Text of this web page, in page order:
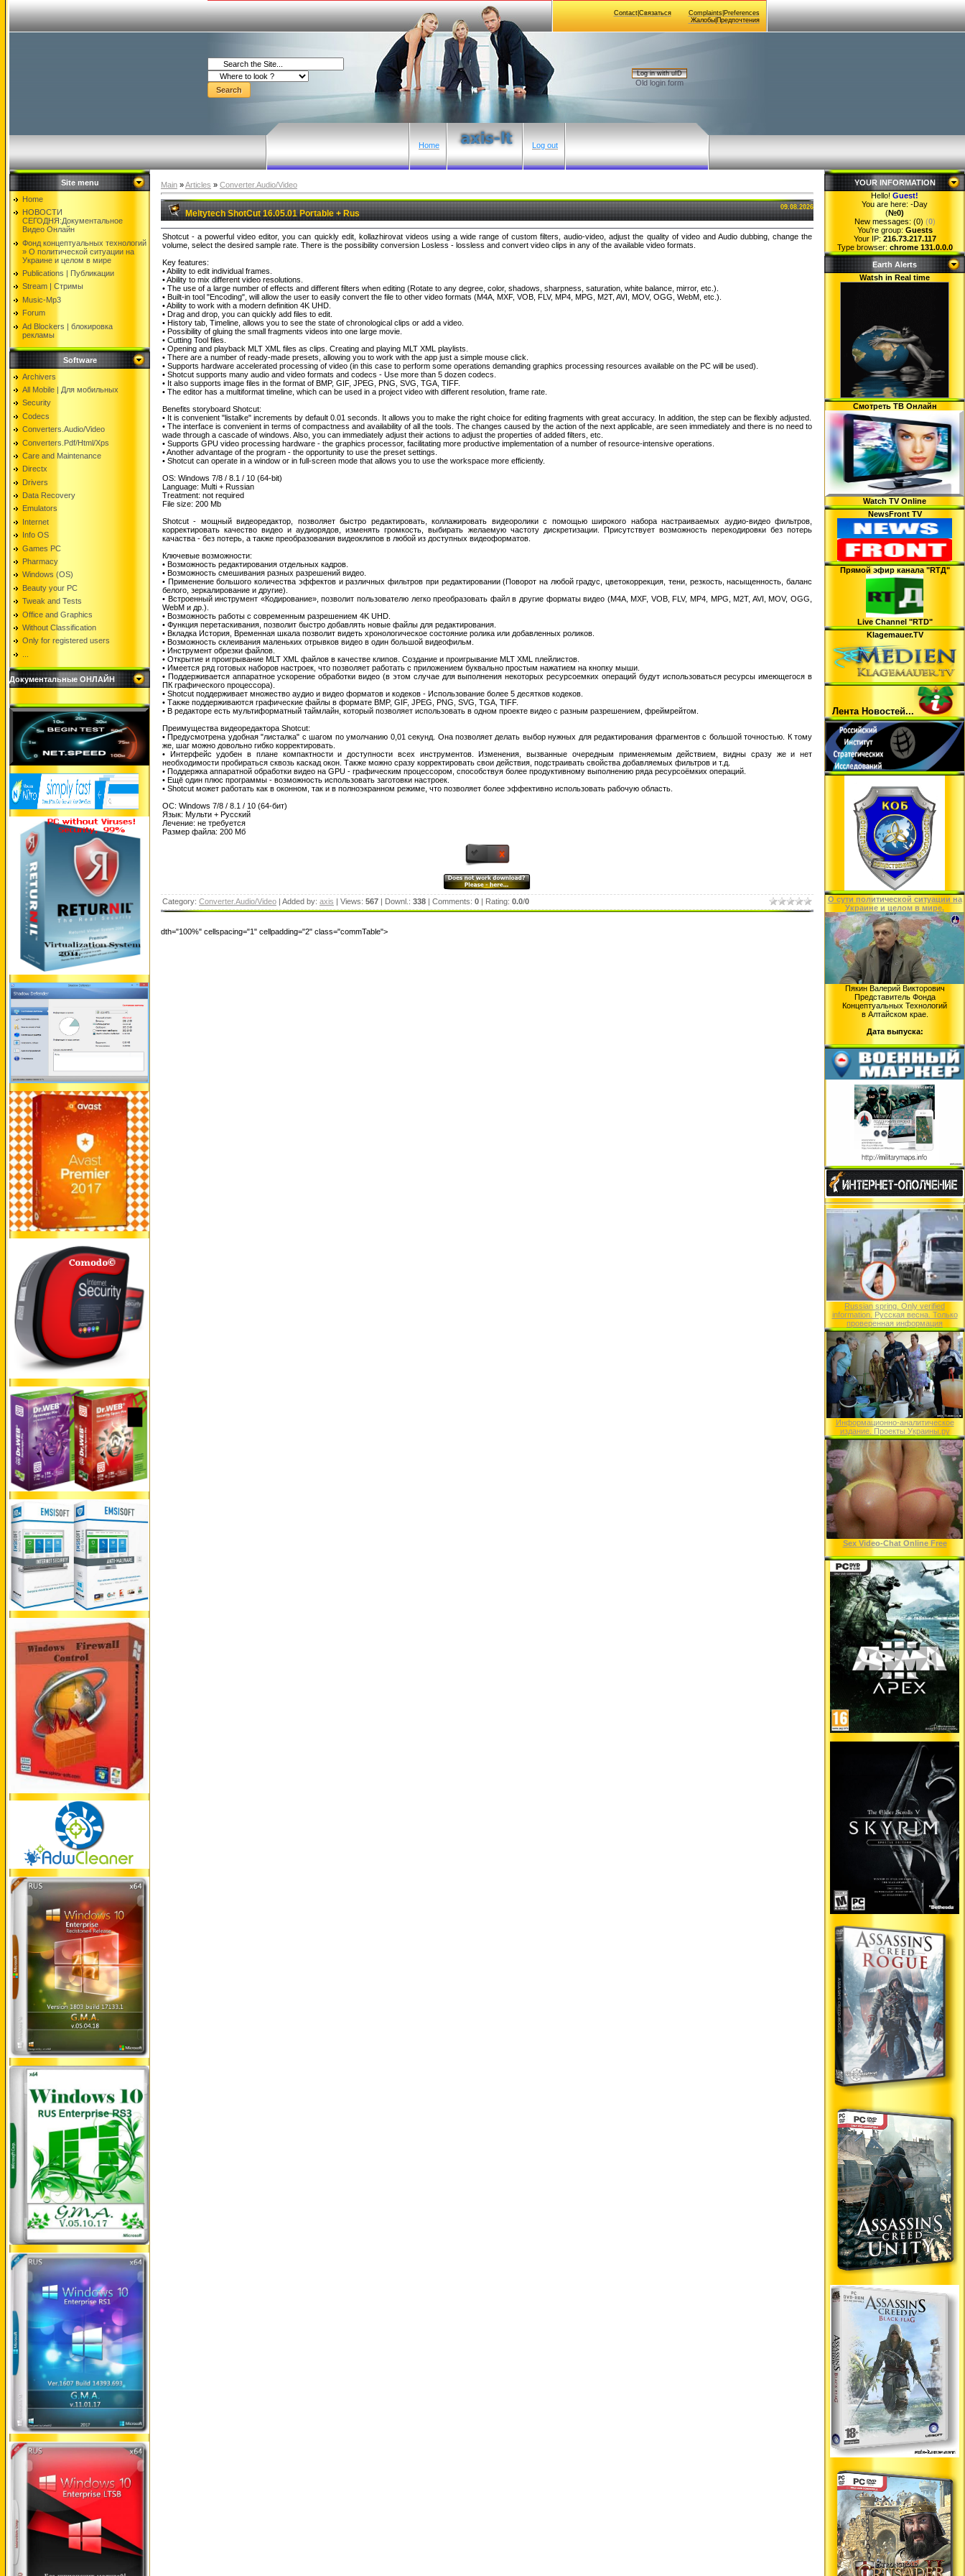
Contact|Связаться
Complaints|Preferences
Жалобы|Предпочтения
Log in with uID
Old login form
Home Log out
Site menu
Home
НОВОСТИ
СЕГОДНЯ:Документальнoе
Видео Oнлайн
Фонд концептуальных технологий
» O политической ситуации на
Украине и целом в мире
Publications | Публикации
Stream | Стримы
Music-Mp3
Forum
Ad Blockers | блокировкa
рекламы
Software
Archivers
All Mobile | Для мобильных
Security
Codecs
Converters.Audio/Video
Converters.Pdf/Html/Xps
Care and Maintenance
Directx
Drivers
Data Recovery
Emulators
Internet
Info OS
Games PC
Pharmacy
Windows (OS)
Beauty your PC
Tweak and Tests
Office and Graphics
Without Classification
Only for registered users
Документальные ОНЛАЙН
Main »Articles » Converter.Audio/Video
09.08.2026
Meltytech ShotCut 16.05.01 Portable + Rus
Shotcut - a powerful video editor, you can quickly edit, kollazhirovat videos using a wide range of custom filters, audio-video, adjust the quality of video and Audio dubbing, change the
volume, select the desired sample rate. There is the possibility conversion Losless - lossless and convert video clips in any of the available video formats.
Key features:
• Ability to edit individual frames.
• Ability to mix different video resolutions.
• The use of a large number of effects and different filters when editing (Rotate to any degree, color, shadows, sharpness, saturation, white balance, mirror, etc.).
• Built-in tool "Encoding", will allow the user to easily convert the file to other video formats (M4A, MXF, VOB, FLV, MP4, MPG, M2T, AVI, MOV, OGG, WebM, etc.).
• Ability to work with a modern definition 4K UHD.
• Drag and drop, you can quickly add files to edit.
• History tab, Timeline, allows you to see the state of chronological clips or add a video.
• Possibility of gluing the small fragments videos into one large movie.
• Cutting Tool files.
• Opening and playback MLT XML files as clips. Creating and playing MLT XML playlists.
• There are a number of ready-made presets, allowing you to work with the app just a simple mouse click.
• Supports hardware accelerated processing of video (in this case to perform some operations demanding graphics processing resources available on the PC will be used).
• Shotcut supports many audio and video formats and codecs - Use more than 5 dozen codecs.
• It also supports image files in the format of BMP, GIF, JPEG, PNG, SVG, TGA, TIFF.
• The editor has a multiformat timeline, which can be used in a project video with different resolution, frame rate.
Benefits storyboard Shotcut:
• It is convenient "listalke" increments by default 0.01 seconds. It allows you to make the right choice for editing fragments with great accuracy. In addition, the step can be flexibly adjusted.
• The interface is convenient in terms of compactness and availability of all the tools. The changes caused by the action of the next applicable, are seen immediately and there is no need to
wade through a cascade of windows. Also, you can immediately adjust their actions to adjust the properties of added filters, etc.
• Supports GPU video processing hardware - the graphics processor, facilitating more productive implementation of a number of resource-intensive operations.
• Another advantage of the program - the opportunity to use the preset settings.
• Shotcut can operate in a window or in full-screen mode that allows you to use the workspace more efficiently.
OS: Windows 7/8 / 8.1 / 10 (64-bit)
Language: Multi + Russian
Treatment: not required
File size: 200 Mb
Shotcut - мощный видеоредактор, позволяет быстро редактировать, коллажировать видеоролики с помощью широкого набора настраиваемых аудио-видео фильтров,
корректировать качество видео и аудиорядов, изменять громкость, выбирать желаемую частоту дискретизации. Присутствует возможность перекодировки без потерь
качаства - без потерь, а также преобразования видеоклипов в любой из доступных видеоформатов.
Ключевые возможности:
• Возможность редактирования отдельных кадров.
• Возможность смешивания разных разрешений видео.
• Применение большого количества эффектов и различных фильтров при редактировании (Поворот на любой градус, цветокоррекция, тени, резкость, насыщенность, баланс
белого, зеркалирование и другие).
• Встроенный инструмент «Кодирование», позволит пользователю легко преобразовать файл в другие форматы видео (M4A, MXF, VOB, FLV, MP4, MPG, M2T, AVI, MOV, OGG,
WebM и др.).
• Возможность работы с современным разрешением 4K UHD.
• Функция перетаскивания, позволит быстро добавлять новые файлы для редактирования.
• Вкладка История, Временная шкала позволит видеть хронологическое состояние ролика или добавленных роликов.
• Возможность склеивания маленьких отрывков видео в один большой видеофильм.
• Инструмент обрезки файлов.
• Открытие и проигрывание MLT XML файлов в качестве клипов. Создание и проигрывание MLT XML плейлистов.
• Имеется ряд готовых наборов настроек, что позволяет работать с приложением буквально простым нажатием на кнопку мыши.
• Поддерживается аппаратное ускорение обработки видео (в этом случае для выполнения некоторых ресурсоемких операций будут использоваться ресурсы имеющегося в
ПК графического процессора).
• Shotcut поддерживает множество аудио и видео форматов и кодеков - Использование более 5 десятков кодеков.
• Также поддерживаются графические файлы в формате BMP, GIF, JPEG, PNG, SVG, TGA, TIFF.
• В редакторе есть мультиформатный таймлайн, который позволяет использовать в одном проекте видео с разным разрешением, фреймрейтом.
Преимущества видеоредактора Shotcut:
• Предусмотрена удобная "листалка" с шагом по умолчанию 0,01 секунд. Она позволяет делать выбор нужных для редактирования фрагментов с большой точностью. К тому
же, шаг можно довольно гибко корректировать.
• Интерфейс удобен в плане компактности и доступности всех инструментов. Изменения, вызванные очередным применяемым действием, видны сразу же и нет
необходимости пробираться сквозь каскад окон. Также можно сразу корректировать свои действия, подстраивать свойства добавляемых фильтров и т.д.
• Поддержка аппаратной обработки видео на GPU - графическим процессором, способствуя более продуктивному выполнению ряда ресурсоёмких операций.
• Ещё один плюс программы - возможность использовать заготовки настроек.
• Shotcut может работать как в оконном, так и в полноэкранном режиме, что позволяет более эффективно использовать рабочую область.
ОС: Windows 7/8 / 8.1 / 10 (64-бит)
Язык: Мульти + Русский
Лечение: не требуется
Размер файла: 200 Мб
Category: Converter.Audio/Video | Added by: axis | Views: 567 | Downl.: 338 | Comments: 0 | Rating: 0.0/0
dth="100%" cellspacing="1" cellpadding="2" class="commTable">
YOUR INFORMATION
Hello! Guest!
You are here: -Day
(№0)
New messages: (0) (0)
You're group: Guests
Your IP: 216.73.217.117
Type browser: chrome 131.0.0.0
Earth Alerts
Watsh in Real time
Смотреть ТВ Онлайн
Watch TV Online
NewsFront TV
Прямой эфир канала "RTД"
Live Channel "RTD"
Klagemauer.TV
Лента Hовостей...
O сути политической ситуации на
Украине и целом в мире.
Пякин Валерий Викторович
Представитель Фонда
Концептуальных Технологий
в Алтайском крае.
Дата выпуска:
Russian spring. Only verified
information. Русская весна. Только
проверенная информация
Информационно-аналитическое
издание. Проекты Украины.ру
Sex Video-Chat Online Free